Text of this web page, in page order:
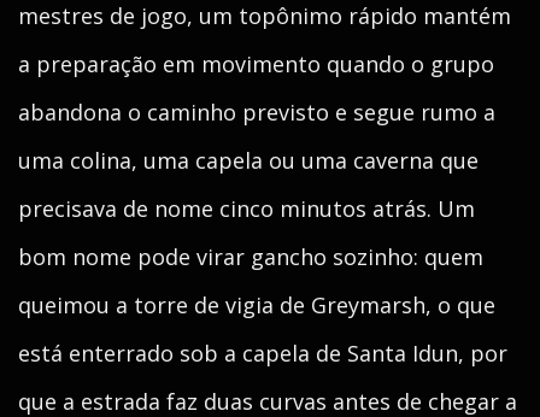
mestres de jogo, um topônimo rápido mantém
a preparação em movimento quando o grupo
abandona o caminho previsto e segue rumo a
uma colina, uma capela ou uma caverna que
precisava de nome cinco minutos atrás. Um
bom nome pode virar gancho sozinho: quem
queimou a torre de vigia de Greymarsh, o que
está enterrado sob a capela de Santa Idun, por
que a estrada faz duas curvas antes de chegar a